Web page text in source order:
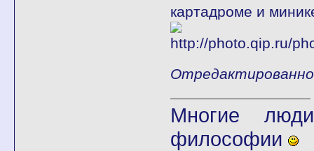
картадроме и
Многие
философии